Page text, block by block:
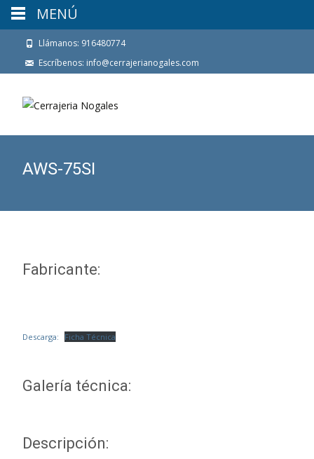
Llámanos: 916480774
Escríbenos: info@cerrajerianogales.com
AWS-75SI
Fabricante:
Descarga: Ficha Técnica
Galería técnica:
Descripción:
MENÚ